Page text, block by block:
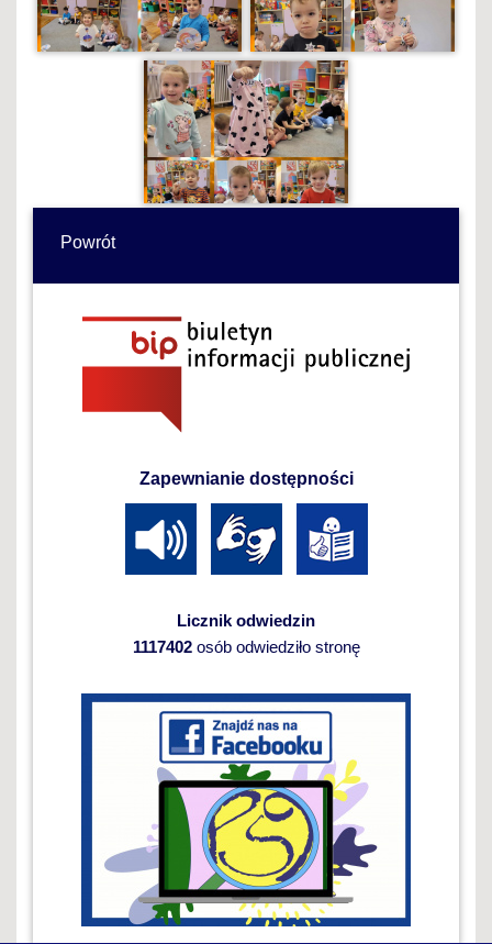
Powrót
Zapewnianie dostępności
Licznik odwiedzin
1117402osób odwiedziło stronę